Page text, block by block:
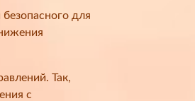
для
Так,
с